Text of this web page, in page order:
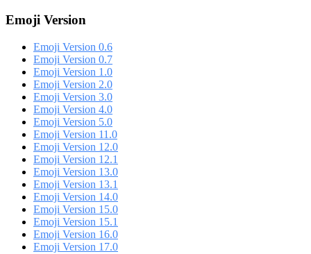
Emoji Version
Emoji Version 0.6
Emoji Version 0.7
Emoji Version 1.0
Emoji Version 2.0
Emoji Version 3.0
Emoji Version 4.0
Emoji Version 5.0
Emoji Version 11.0
Emoji Version 12.0
Emoji Version 12.1
Emoji Version 13.0
Emoji Version 13.1
Emoji Version 14.0
Emoji Version 15.0
Emoji Version 15.1
Emoji Version 16.0
Emoji Version 17.0